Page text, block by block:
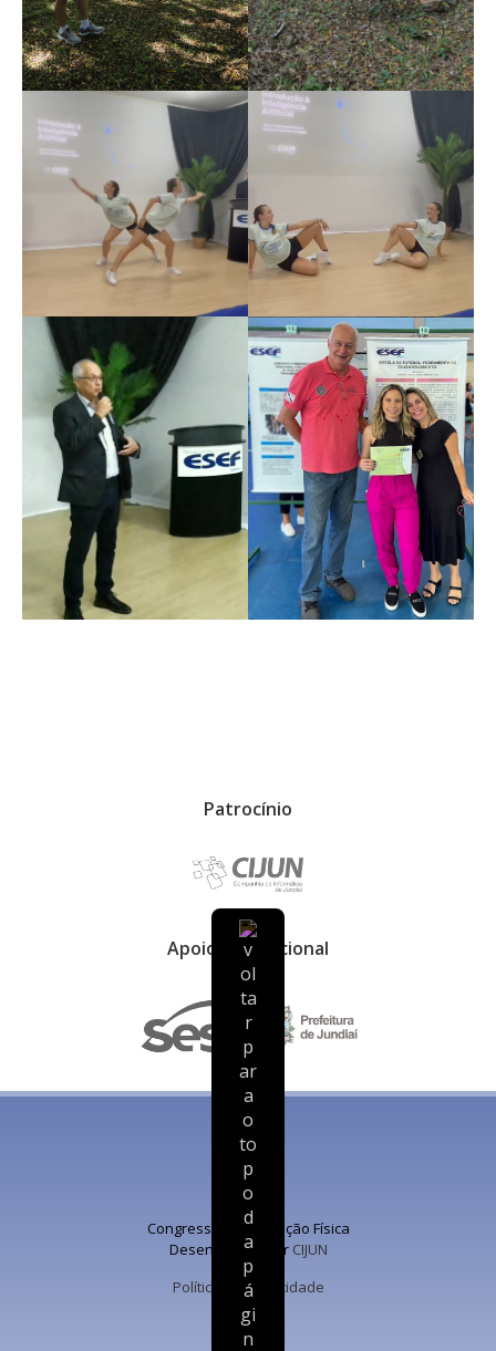
Patrocínio
Apoio Institucional
Congresso de Educação Física
Desenvolvido por CIJUN
Política de privacidade